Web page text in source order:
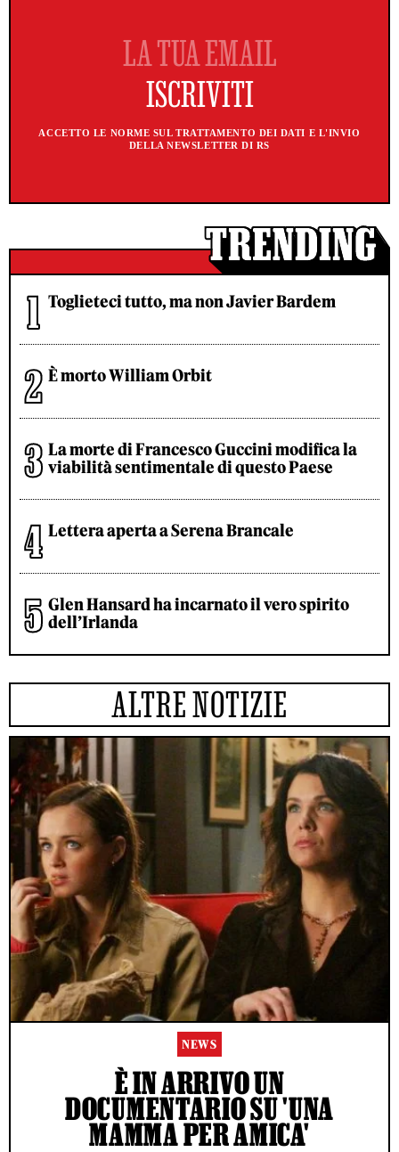
ACCETTO LE NORME SUL TRATTAMENTO DEI DATI E L'INVIO
DELLA NEWSLETTER DI RS
Toglieteci tutto, ma non Javier Bardem
È morto William Orbit
La morte di Francesco Guccini modifica la
viabilità sentimentale di questo Paese
Lettera aperta a Serena Brancale
Glen Hansard ha incarnato il vero spirito
dell’Irlanda
ALTRE NOTIZIE
NEWS
È IN ARRIVO UN
DOCUMENTARIO SU 'UNA
MAMMA PER AMICA'